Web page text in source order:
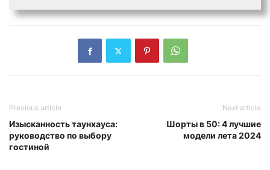
Previous article
Изысканность таунхауса:
руководство по выбору
гостиной
Next article
Шорты в 50: 4 лучшие
модели лета 2024